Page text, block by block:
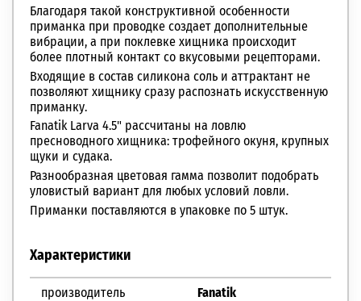
Благодаря такой конструктивной особенности
приманка при проводке создает дополнительные
вибрации, а при поклевке хищника происходит
более плотный контакт со вкусовыми рецепторами.
Входящие в состав силикона соль и аттрактант не
позволяют хищнику сразу распознать искусственную
приманку.
Fanatik Larva 4.5" рассчитаны на ловлю
пресноводного хищника: трофейного окуня, крупных
щуки и судака.
Разнообразная цветовая гамма позволит подобрать
уловистый вариант для любых условий ловли.
Приманки поставляются в упаковке по 5 штук.
Характеристики
производитель
Fanatik